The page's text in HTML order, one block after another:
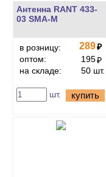
Антенна RANT 433-
03 SMA-M
в розницу: 289₽
оптом:
195₽
на складе:
50 шт.
шт. купить